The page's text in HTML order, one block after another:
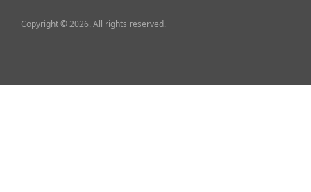
Copyright © 2026. All rights reserved.